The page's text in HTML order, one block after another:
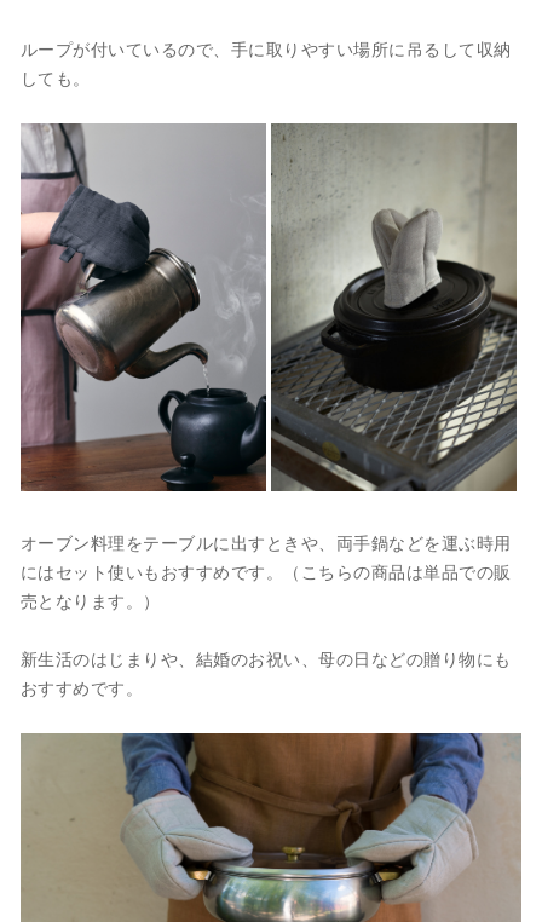
ループが付いているので、手に取りやすい場所に吊るして収納
しても。
オーブン料理をテーブルに出すときや、両手鍋などを運ぶ時用
にはセット使いもおすすめです。（こちらの商品は単品での販
売となります。）
新生活のはじまりや、結婚のお祝い、母の日などの贈り物にも
おすすめです。